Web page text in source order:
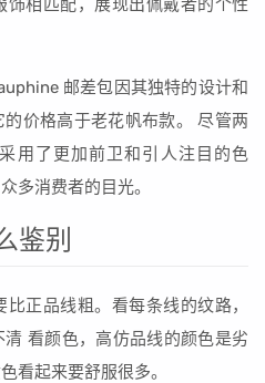
相匹配，展现出佩戴者的个性
邮差包因其独特的设计和
价格高于老花帆布款。 尽管两
用了更加前卫和引人注目的色
多消费者的目光。
鉴别
正品线粗。看每条线的纹路，
看颜色，高仿品线的颜色是劣
看起来要舒服很多。